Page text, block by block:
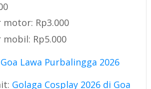
motor: Rp3.000
mobil: Rp5.000
Lawa Purbalingga 2026
Golaga Cosplay 2026 di Goa